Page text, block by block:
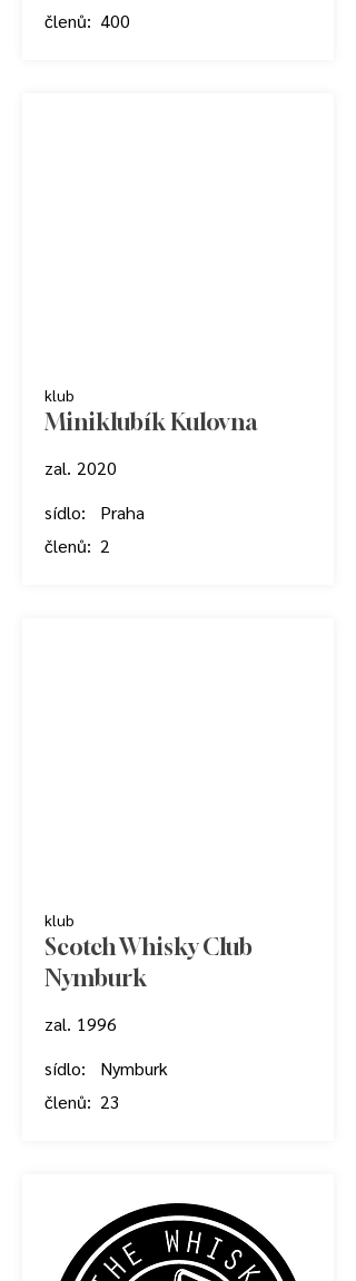
členů: 400
zal. 2020
sídlo:
Praha
členů: 2
klub
Miniklubík Kulovna
zal. 1996
sídlo:
Nymburk
členů: 23
klub
Scotch Whisky Club
Nymburk